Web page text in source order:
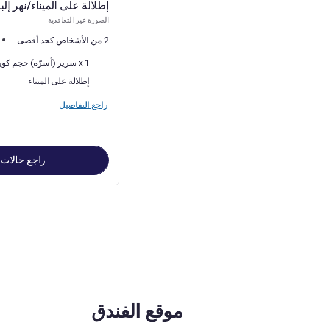
إطلالة على الميناء/نهر
الصورة غير التعاقدية
2 من الأشخاص كحد أقصى
فرش السرير
1 x سرير (أسرّة) حجم كوين
المناظر:إطلالة على الميناء
راجع التفاصيل
راجع حالات
موقع الفندق